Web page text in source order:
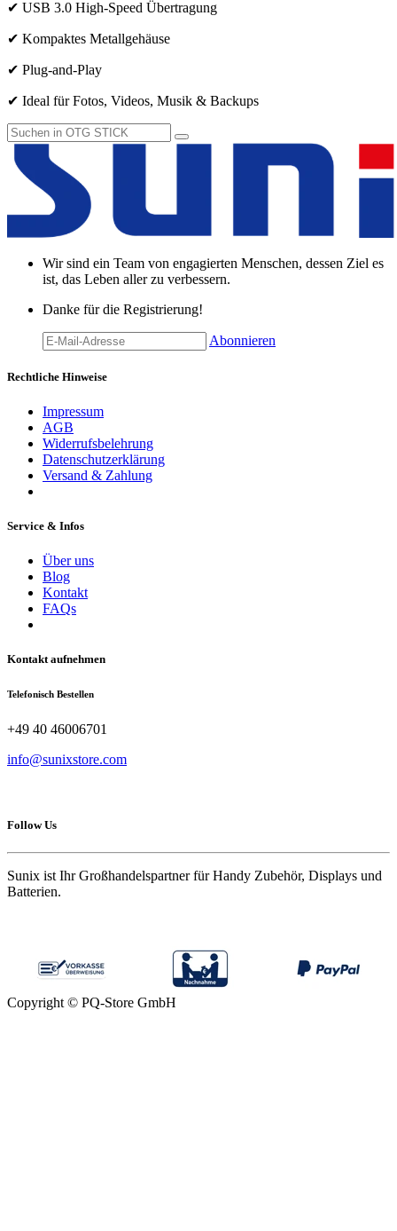
✔ USB 3.0 High-Speed Übertragung
✔ Kompaktes Metallgehäuse
✔ Plug-and-Play
✔ Ideal für Fotos, Videos, Musik & Backups
Wir sind ein Team von engagierten Menschen, dessen Ziel es
ist, das Leben aller zu verbessern.
Danke für die Registrierung!
Abonnieren
Rechtliche Hinweise
Impressum
AGB
Widerrufsbelehrung
Datenschutzerklärung
Versand & Zahlung
Service & Infos
Über uns
Blog
Kontakt
FAQs
Kontakt aufnehmen
Telefonisch Bestellen
+49 40 46006701
info@sunixstore.com
Follow Us
Sunix ist Ihr Großhandelspartner für Handy Zubehör, Displays und
Batterien.
Copyright © PQ-Store GmbH